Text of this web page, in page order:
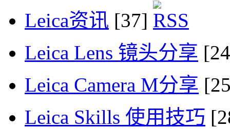
Leica资讯 [37]
Leica Lens 镜头分享
Leica Camera M分享
Leica Skills 使用技巧